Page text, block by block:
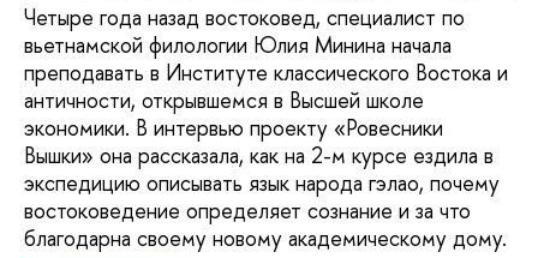
Четыре года назад востоковед, специалист по
вьетнамской филологии Юлия Минина начала
преподавать в Институте классического Востока и
античности, открывшемся в Высшей школе
экономики. В интервью проекту «Ровесники
Вышки» она рассказала, как на 2-м курсе ездила в
экспедицию описывать язык народа гэлао, почему
востоковедение определяет сознание и за что
благодарна своему новому академическому дому.